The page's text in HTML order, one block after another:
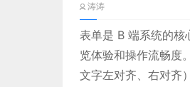
涛涛
表单是 B 端系统的核
览体验和操作流畅度
文字左对齐、右对齐